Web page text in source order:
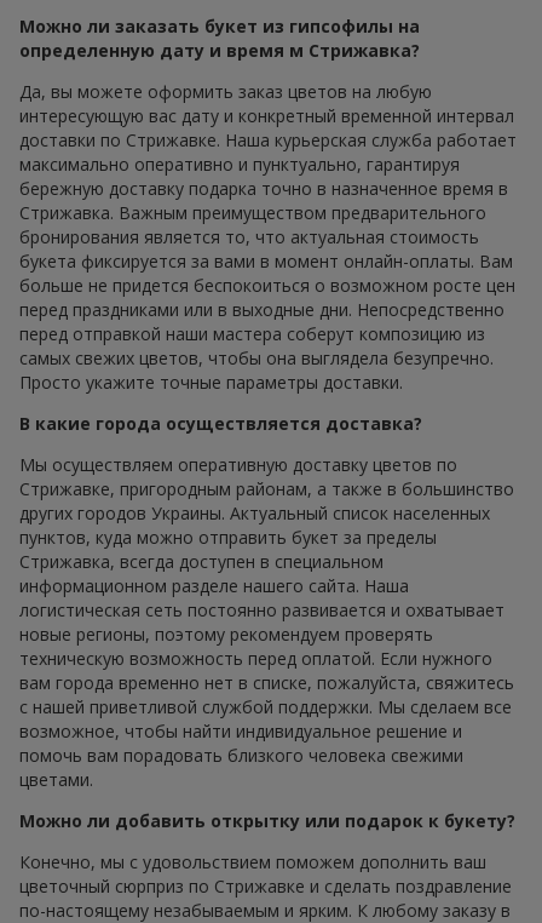
Можно ли заказать букет из гипсофилы на
определенную дату и время м Стрижавка?
Да, вы можете оформить заказ цветов на любую
интересующую вас дату и конкретный временной интервал
доставки по Стрижавке. Наша курьерская служба работает
максимально оперативно и пунктуально, гарантируя
бережную доставку подарка точно в назначенное время в
Стрижавка. Важным преимуществом предварительного
бронирования является то, что актуальная стоимость
букета фиксируется за вами в момент онлайн-оплаты. Вам
больше не придется беспокоиться о возможном росте цен
перед праздниками или в выходные дни. Непосредственно
перед отправкой наши мастера соберут композицию из
самых свежих цветов, чтобы она выглядела безупречно.
Просто укажите точные параметры доставки.
В какие города осуществляется доставка?
Мы осуществляем оперативную доставку цветов по
Стрижавке, пригородным районам, а также в большинство
других городов Украины. Актуальный список населенных
пунктов, куда можно отправить букет за пределы
Стрижавка, всегда доступен в специальном
информационном разделе нашего сайта. Наша
логистическая сеть постоянно развивается и охватывает
новые регионы, поэтому рекомендуем проверять
техническую возможность перед оплатой. Если нужного
вам города временно нет в списке, пожалуйста, свяжитесь
с нашей приветливой службой поддержки. Мы сделаем все
возможное, чтобы найти индивидуальное решение и
помочь вам порадовать близкого человека свежими
цветами.
Можно ли добавить открытку или подарок к букету?
Конечно, мы с удовольствием поможем дополнить ваш
цветочный сюрприз по Стрижавке и сделать поздравление
по-настоящему незабываемым и ярким. К любому заказу в